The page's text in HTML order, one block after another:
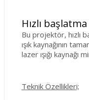
Hızlı
Bu projektör, hızlı
ışık kaynağının
lazer ışığı
Teknik Özellikleri;